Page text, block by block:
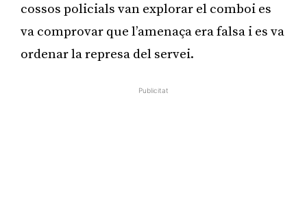
cossos policials van explorar el comboi es
va comprovar que l’amenaça era falsa i es va
ordenar la represa del servei.
Publicitat